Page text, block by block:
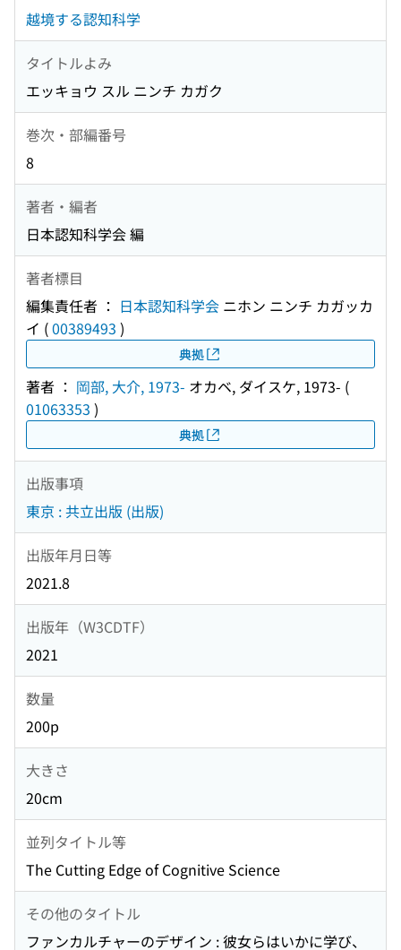
越境する認知科学
タイトルよみ
エッキョウ スル ニンチ カガク
巻次・部編番号
8
著者・編者
日本認知科学会 編
著者標目
編集責任者 ： 日本認知科学会 ニホン ニンチ カガッカ
イ (00389493 )
典拠
著者 ： 岡部, 大介, 1973- オカベ, ダイスケ, 1973- (
01063353 )
典拠
出版事項
東京 : 共立出版 (出版)
出版年月日等
2021.8
出版年（W3CDTF）
2021
数量
200p
大きさ
20cm
並列タイトル等
The Cutting Edge of Cognitive Science
その他のタイトル
ファンカルチャーのデザイン : 彼女らはいかに学び、